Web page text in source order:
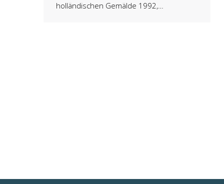
holländischen Gemälde 1992,…